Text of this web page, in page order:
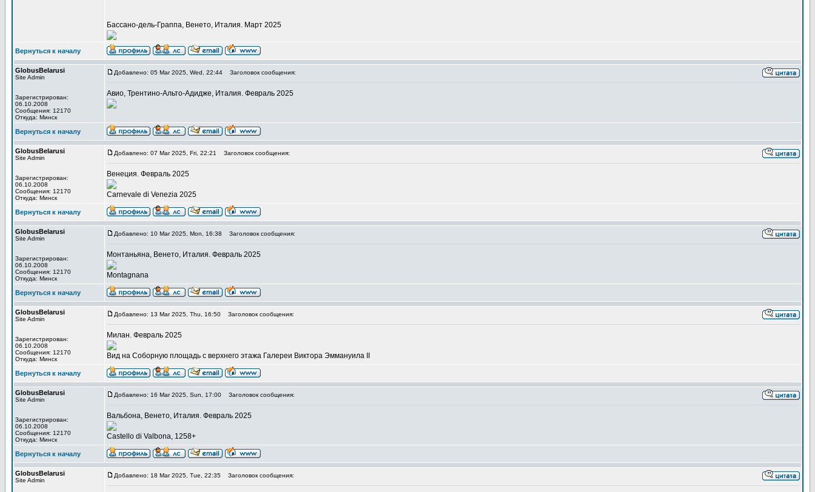
Бассано-дель-Граппа, Венето, Италия. Март 2025
Вернуться к началу
GlobusBelarusi
Site Admin
Зарегистрирован:
06.10.2008
Сообщения: 12170
Откуда: Минск
Добавлено: 05 Mar 2025, Wed, 22:44 Заголовок сообщения:
Авио, Трентино-Альто-Адидже, Италия. Февраль 2025
Вернуться к началу
GlobusBelarusi
Site Admin
Зарегистрирован:
06.10.2008
Сообщения: 12170
Откуда: Минск
Добавлено: 07 Mar 2025, Fri, 22:21 Заголовок сообщения:
Венеция. Февраль 2025
Carnevale di Venezia 2025
Вернуться к началу
GlobusBelarusi
Site Admin
Зарегистрирован:
06.10.2008
Сообщения: 12170
Откуда: Минск
Добавлено: 10 Mar 2025, Mon, 16:38 Заголовок сообщения:
Монтаньяна, Венето, Италия. Февраль 2025
Montagnana
Вернуться к началу
GlobusBelarusi
Site Admin
Зарегистрирован:
06.10.2008
Сообщения: 12170
Откуда: Минск
Добавлено: 13 Mar 2025, Thu, 16:50 Заголовок сообщения:
Милан. Февраль 2025
Вид на Соборную площадь с верхнего этажа Галереи Виктора Эммануила II
Вернуться к началу
GlobusBelarusi
Site Admin
Зарегистрирован:
06.10.2008
Сообщения: 12170
Откуда: Минск
Добавлено: 16 Mar 2025, Sun, 17:00 Заголовок сообщения:
Вальбона, Венето, Италия. Февраль 2025
Castello di Valbona, 1258+
Вернуться к началу
GlobusBelarusi
Site Admin
Добавлено: 18 Mar 2025, Tue, 22:35 Заголовок сообщения: